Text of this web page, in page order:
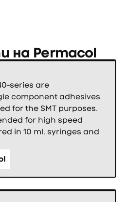
на Permacol
series are
component adhesives
for the SMT purposes.
for high speed
in 10 ml. syringes and